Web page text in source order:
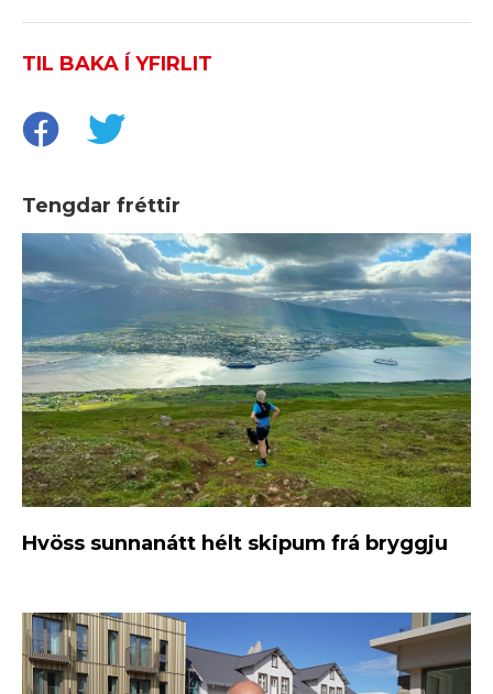
TIL BAKA Í YFIRLIT
Tengdar fréttir
Hvöss sunnanátt hélt skipum frá bryggju